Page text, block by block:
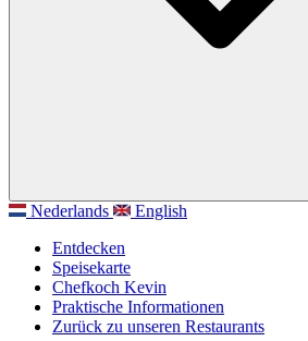
Nederlands
English
Entdecken
Speisekarte
Chefkoch Kevin
Praktische Informationen
Zurück zu unseren Restaurants